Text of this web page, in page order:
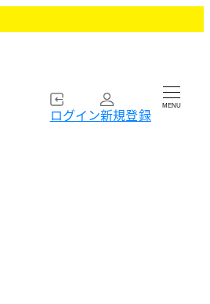
ログイン新規登録 MENU